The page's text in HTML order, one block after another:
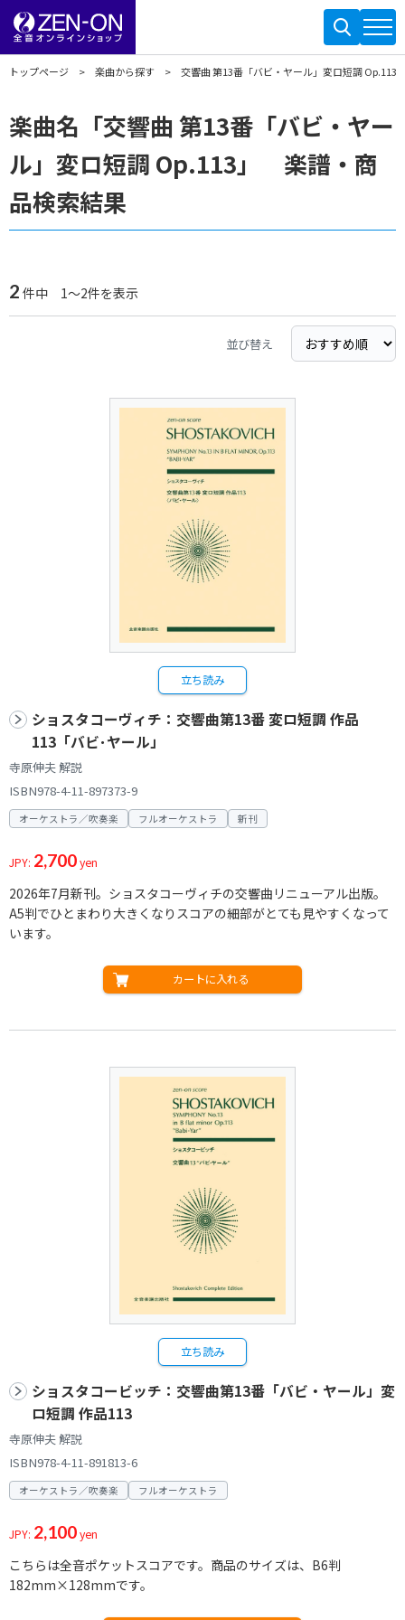
トップページ 楽曲から探す 交響曲 第13番「バビ・ヤール」変ロ短調 Op.113
楽曲名「交響曲 第13番「バビ・ヤー
ル」変ロ短調 Op.113」 楽譜・商
品検索結果
2 件中 1～2件を表示
並び替え
立ち読み
ショスタコーヴィチ：交響曲第13番 変ロ短調 作品
113「バビ･ヤール」
寺原伸夫 解説
ISBN978-4-11-897373-9
オーケストラ／吹奏楽 フルオーケストラ 新刊
JPY: 2,700yen
2026年7月新刊。ショスタコーヴィチの交響曲リニューアル出版。
A5判でひとまわり大きくなりスコアの細部がとても見やすくなって
います。
カートに入れる
立ち読み
ショスタコービッチ：交響曲第13番「バビ・ヤール」変
ロ短調 作品113
寺原伸夫 解説
ISBN978-4-11-891813-6
オーケストラ／吹奏楽 フルオーケストラ
JPY: 2,100yen
こちらは全音ポケットスコアです。商品のサイズは、B6判
182mm×128mmです。